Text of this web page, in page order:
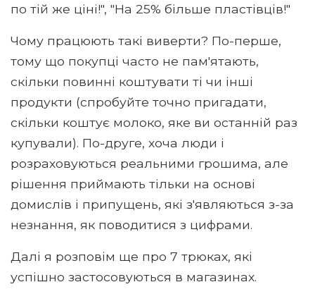
по тій же ціні!", "На 25% більше пластівців!"
Чому працюють такі виверти? По-перше,
тому що покупці часто не пам'ятають,
скільки повинні коштувати ті чи інші
продукти (спробуйте точно пригадати,
скільки коштує молоко, яке ви останній раз
купували). По-друге, хоча люди і
розраховуються реальними грошима, але
рішення приймають тільки на основі
домислів і припущень, які з'являються з-за
незнання, як поводитися з цифрами.
Далі я розповім ще про 7 трюках, які
успішно застосовуються в магазинах.